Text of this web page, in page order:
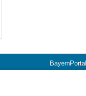
BayernPortal